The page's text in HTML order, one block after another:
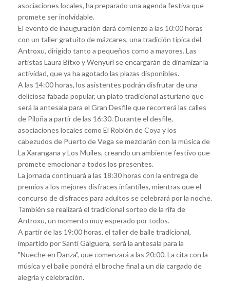
asociaciones locales, ha preparado una agenda festiva que
promete ser inolvidable.
El evento de inauguración dará comienzo a las 10:00 horas
con un taller gratuito de mázcares, una tradición típica del
Antroxu, dirigido tanto a pequeños como a mayores. Las
artistas Laura Bitxo y Wenyuri se encargarán de dinamizar la
actividad, que ya ha agotado las plazas disponibles.
A las 14:00 horas, los asistentes podrán disfrutar de una
deliciosa fabada popular, un plato tradicional asturiano que
será la antesala para el Gran Desfile que recorrerá las calles
de Piloña a partir de las 16:30. Durante el desfile,
asociaciones locales como El Roblón de Coya y los
cabezudos de Puerto de Vega se mezclarán con la música de
La Xarangana y Los Muiles, creando un ambiente festivo que
promete emocionar a todos los presentes.
La jornada continuará a las 18:30 horas con la entrega de
premios a los mejores disfraces infantiles, mientras que el
concurso de disfraces para adultos se celebrará por la noche.
También se realizará el tradicional sorteo de la rifa de
Antroxu, un momento muy esperado por todos.
A partir de las 19:00 horas, el taller de baile tradicional,
impartido por Santi Galguera, será la antesala para la
"Nueche en Danza", que comenzará a las 20:00. La cita con la
música y el baile pondrá el broche final a un día cargado de
alegría y celebración.